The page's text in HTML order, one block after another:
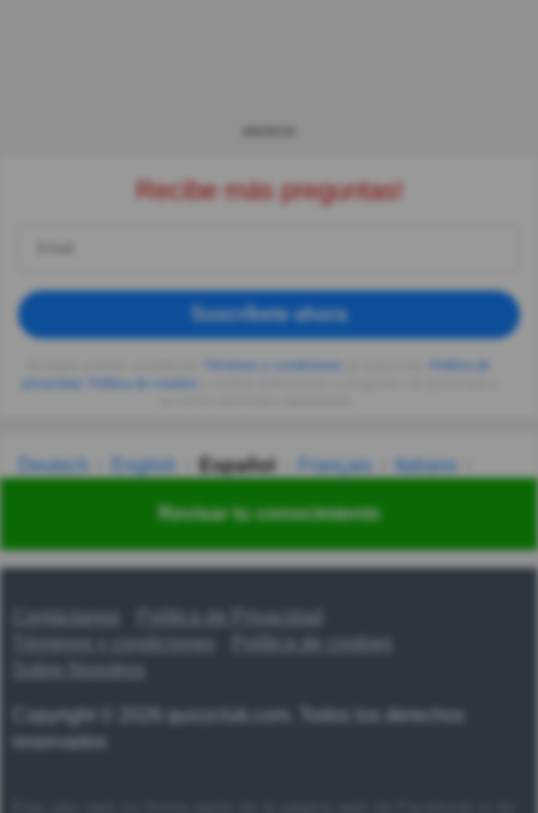
Revisar tu conocimiento
Recibe más preguntas!
Suscríbete ahora
privacidad
Deutsch English Español Français
Italiano
Українська हिन्दी 한국어 汉语
Contáctanos
Política de Privacidad
Términos y condiciones
Copyright © 2026 quizzclub.com. Todos los derechos
reservados